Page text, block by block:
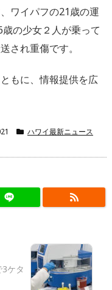
ワイパフの21歳の運
の少女２人が乗って
され重傷です。
もに、情報提供を広
ハワイ最新ニュース
ケタ